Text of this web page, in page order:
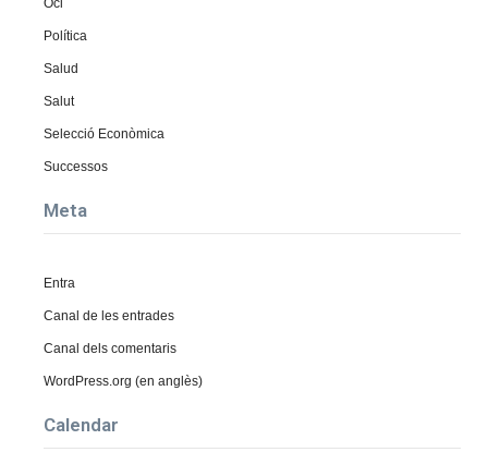
Oci
Política
Salud
Salut
Selecció Econòmica
Successos
Meta
Entra
Canal de les entrades
Canal dels comentaris
WordPress.org (en anglès)
Calendar